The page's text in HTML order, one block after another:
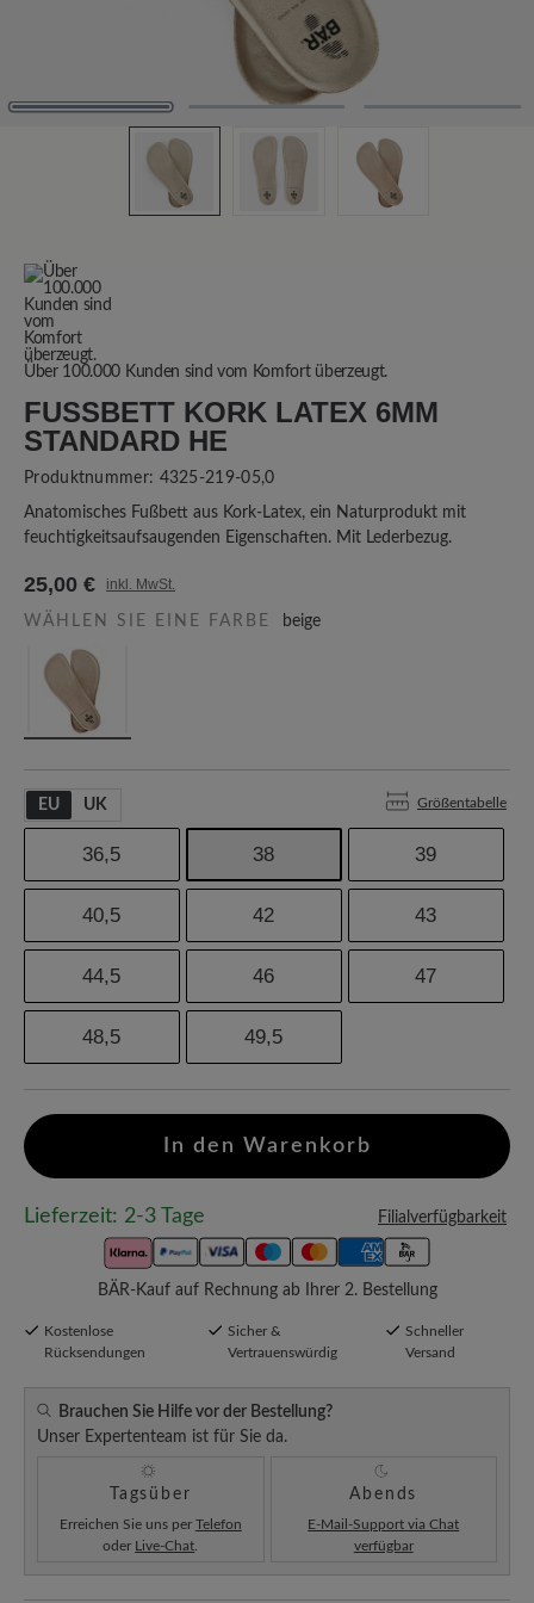
Über 100.000 Kunden sind vom Komfort überzeugt.
FUSSBETT KORK LATEX 6MM S
TANDARD HE
Produktnummer: 4325-219-05,0
Anatomisches Fußbett aus Kork-Latex, ein Naturprodukt mit
feuchtigkeitsaufsaugenden Eigenschaften. Mit Lederbezug.
25,00 € inkl. MwSt.
WÄHLEN SIE EINE FARBE beige
EU UK Größentabelle
36,5 38 39
40,5 42 43
44,5 46 47
48,5 49,5
In den Warenkorb
Lieferzeit: 2-3 Tage Filialverfügbarkeit
BÄR-Kauf auf Rechnung ab Ihrer 2. Bestellung
Kostenlose
Rücksendungen
Sicher &
Vertrauenswürdig
Schneller
Versand
Brauchen Sie Hilfe vor der Bestellung?
Unser Expertenteam ist für Sie da.
Tagsüber
Erreichen Sie uns per Telefon
oder Live-Chat
Abends
E-Mail-Support via Chat
verfügbar